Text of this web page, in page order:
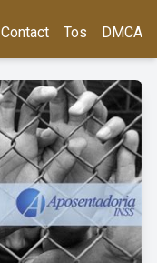
Contact Tos DMCA